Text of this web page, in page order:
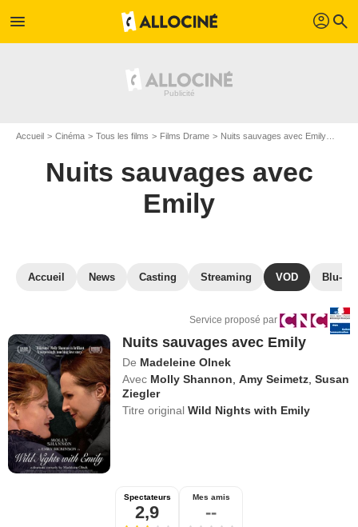
menu profil search
Accueil Cinéma Tous les films Films Drame Nuits sauvages avec Emily
Nuits sauvages avec
Emily
Accueil News Casting Streaming VOD Blu-
Service proposé par
Nuits sauvages avec Emily
De Madeleine Olnek
Avec Molly Shannon ,Amy Seimetz ,Susan
Ziegler
Titre originalWild Nights with Emily
Spectateurs
2,9
Mes amis
--